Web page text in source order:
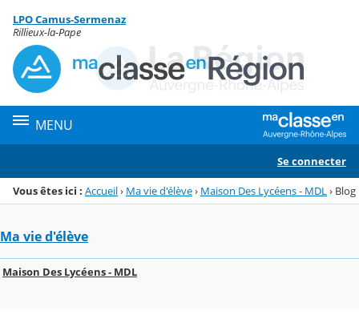
Menu de la rubrique
Contenu
LPO Camus-Sermenaz
Rillieux-la-Pape
MENU
Se connecter
Vous êtes ici : Accueil› Ma vie d'élève› Maison Des Lycéens - MDL › Blog
Ma vie d'élève
Maison Des Lycéens - MDL